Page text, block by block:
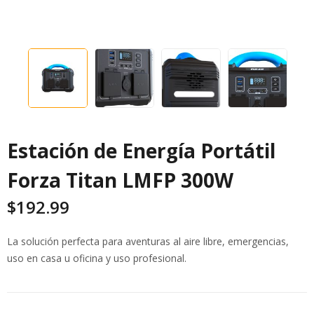
Estación de Energía Portátil
Forza Titan LMFP 300W
$192.99
La solución perfecta para aventuras al aire libre, emergencias,
uso en casa u oficina y uso profesional.